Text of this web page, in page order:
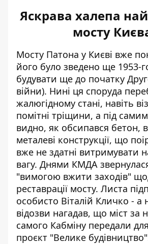
Яскрава халепа
мосту
Мосту Патона у Києві вже
його було зведено ще 1953-
будувати ще до початку
війни). Нині ця споруда
жалюгідному стані, навіть
помітні тріщини, а під
видно, як обсипався бетон,
металеві конструкції, що
вже не здатні витримувати
вагу. Днями КМДА
"вимогою вжити заходів"
реставрації мосту. Листа
особисто Віталій Кличко - а
відозви нагадав, що міст за
самого Кабміну передали
проєкт "Велике